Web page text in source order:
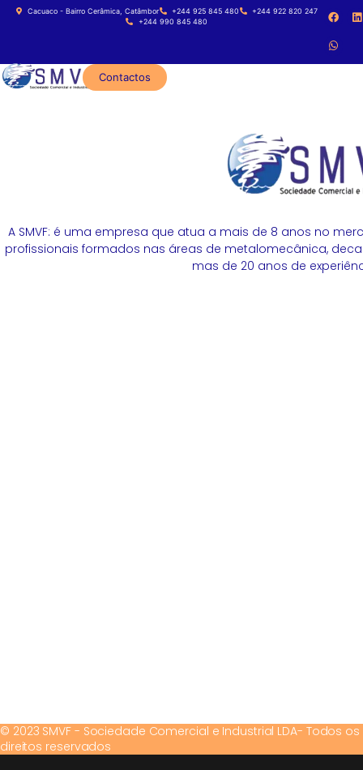
Cacuaco - Bairro Cerâmica, Catâmbor +244 925 845 480
+244 922 820 247
+244 990 845 480
Contactos
A SMVF: é uma empresa que atua a mais de 8 anos no
profissionais formados nas áreas de metalomecânica,
mas de 20 anos de
© 2023 SMVF - Sociedade Comercial e Industrial LDA- Todos os
direitos reservados